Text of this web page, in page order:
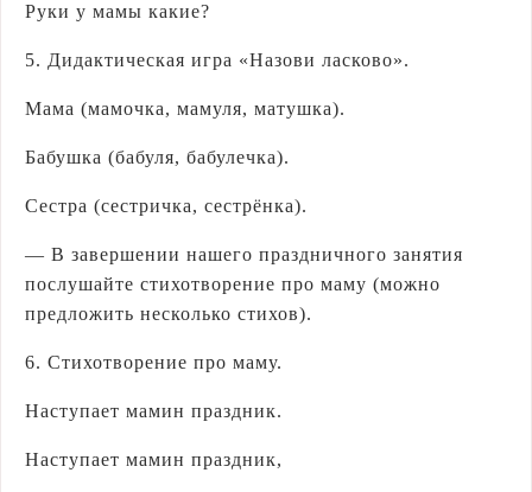
Руки у мамы какие?
5. Дидактическая игра «Назови ласково».
Мама (мамочка, мамуля, матушка).
Бабушка (бабуля, бабулечка).
Сестра (сестричка, сестрёнка).
— В завершении нашего праздничного занятия
послушайте стихотворение про маму (можно
предложить несколько стихов).
6. Стихотворение про маму.
Наступает мамин праздник.
Наступает мамин праздник,